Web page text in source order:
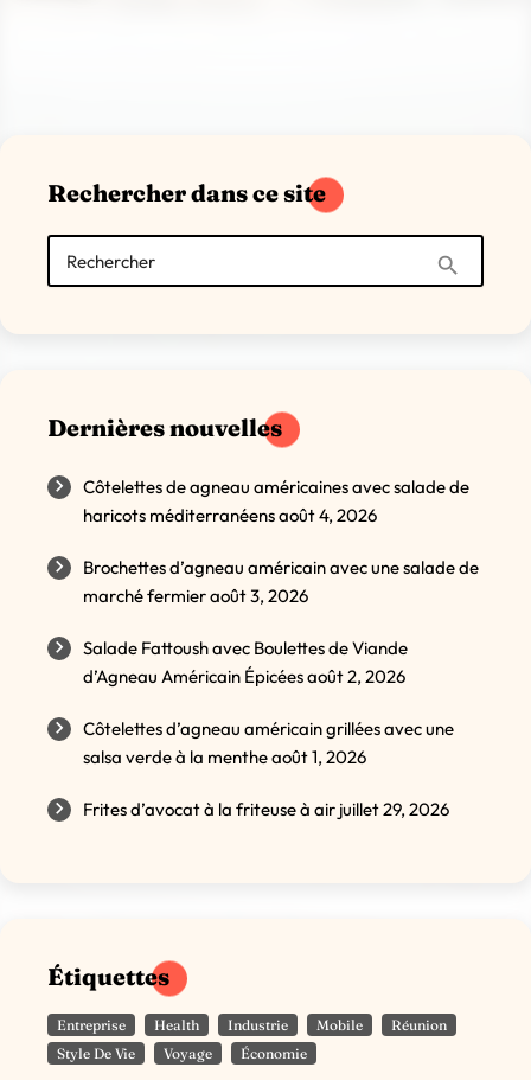
Rechercher dans ce site
Rechercher search
Dernières nouvelles
Côtelettes de agneau américaines avec salade de
haricots méditerranéensaoût 4, 2026
Brochettes d’agneau américain avec une salade de
marché fermieraoût 3, 2026
Salade Fattoush avec Boulettes de Viande
d’Agneau Américain Épicéesaoût 2, 2026
Côtelettes d’agneau américain grillées avec une
salsa verde à la mentheaoût 1, 2026
Frites d’avocat à la friteuse à air juillet 29, 2026
Étiquettes
Entreprise Health Industrie Mobile
Réunion
Style De Vie
Voyage Économie